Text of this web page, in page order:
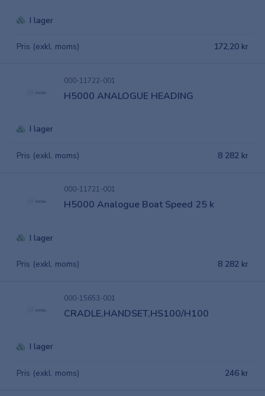
I lager
Pris (exkl. moms) 172,20 kr
000-11722-001
H5000 ANALOGUE HEADING
I lager
Pris (exkl. moms) 8 282 kr
000-11721-001
H5000 Analogue Boat Speed 25 k
I lager
Pris (exkl. moms) 8 282 kr
000-15653-001
CRADLE,HANDSET,HS100/H100
I lager
Pris (exkl. moms) 246 kr